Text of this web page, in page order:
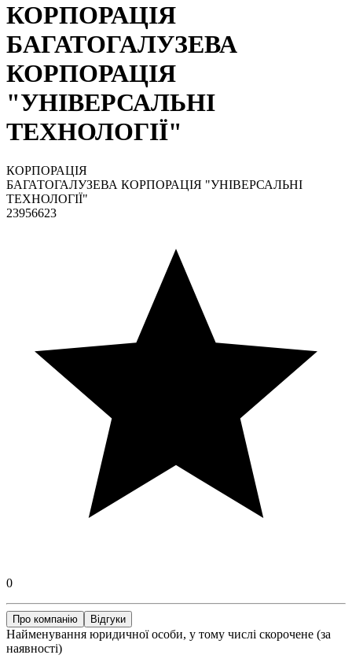
КОРПОРАЦІЯ
БАГАТОГАЛУЗЕВА
КОРПОРАЦІЯ
"УНІВЕРСАЛЬНІ
ТЕХНОЛОГІЇ"
КОРПОРАЦІЯ
БАГАТОГАЛУЗЕВА КОРПОРАЦІЯ "УНІВЕРСАЛЬНІ
ТЕХНОЛОГІЇ"
23956623
0
Про компанію Відгуки
Найменування юридичної особи, у тому числі скорочене (за
наявності)